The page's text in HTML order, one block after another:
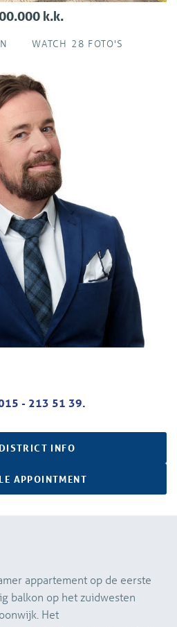
k.k.
WATCH 28 FOTO'S
- 213 51 39.
INFO
APPOINTMENT
appartement op de eerste
balkon op het zuidwesten
Het